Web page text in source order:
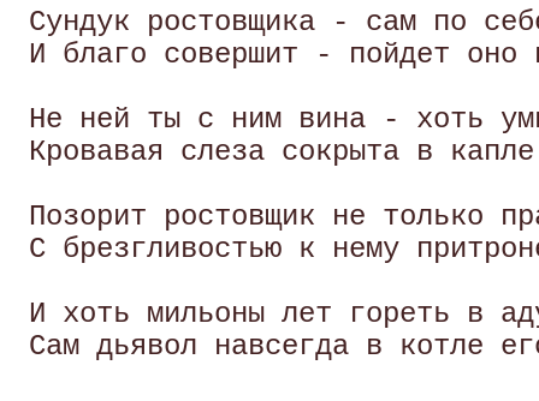
Сундук ростовщика - сам по
И благо совершит - пойдет
Не ней ты с ним вина - хоть
Кровавая слеза сокрыта в
Позорит ростовщик не только
С брезгливостью к нему
И хоть мильоны лет гореть в